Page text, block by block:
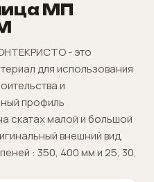
МП
- это
для использования
и
профиль
скатах малой и большой
внешний вид.
: 350, 400 мм и 25, 30,